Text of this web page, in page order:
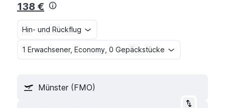
138 €
Hin- und Rückflug
1 Erwachsener, Economy, 0 Gepäckstücke
Münster (FMO)